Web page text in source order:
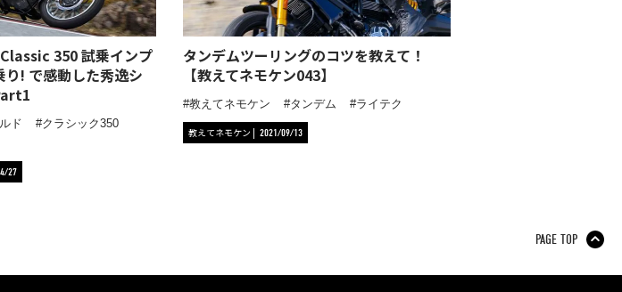
350 試乗インプ
り! で感動した秀逸シ
ド
クラシック350
27
タンデムツーリングのコツを教えて！
【教えてネモケン043】
教えてネモケン タンデム ライテク
教えてネモケン 2021/09/13
PAGE TOP